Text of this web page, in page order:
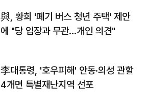
與, 황희 '폐기 버스 청년 주택' 제안
에 "당 입장과 무관…개인 의견"
李대통령, '호우피해' 안동·의성 관할
4개면 특별재난지역 선포